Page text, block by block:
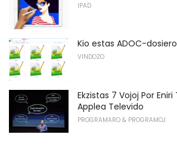
IPAD
Kio estas ADOC-
VINDOZO
Ekzistas 7 Vojoj Por
Applea Televido
PROGRAMARO & PROGRAMOJ